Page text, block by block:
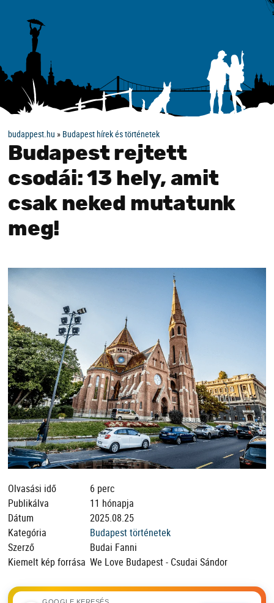
budappest.hu » Budapest hírek és történetek
Budapest rejtett
csodái: 13 hely, amit
csak neked mutatunk
meg!
Olvasási idő
6 perc
Publikálva
11 hónapja
Dátum
2025.08.25
Kategória
Budapest történetek
Szerző
Budai Fanni
Kiemelt kép forrása We Love Budapest - Csudai Sándor